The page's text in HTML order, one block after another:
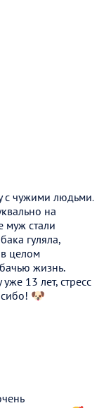
с чужими людьми.
на
стали
гуляла,
целом
жизнь.
13 лет, стресс
🐶